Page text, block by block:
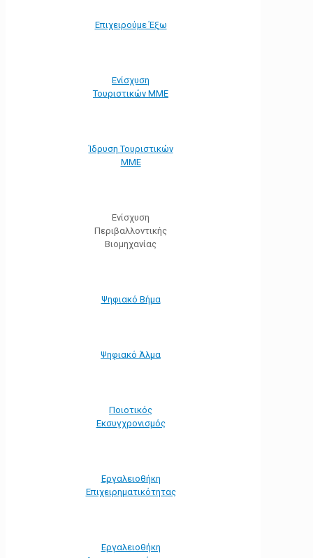
Επιχειρούμε Έξω
Ενίσχυση
Τουριστικών ΜΜΕ
Ίδρυση Τουριστικών
ΜΜΕ
Ενίσχυση
Περιβαλλοντικής
Βιομηχανίας
Ψηφιακό Βήμα
Ψηφιακό Άλμα
Ποιοτικός
Εκσυγχρονισμός
Εργαλειοθήκη
Eπιχειρηματικότητας
Εργαλειοθήκη